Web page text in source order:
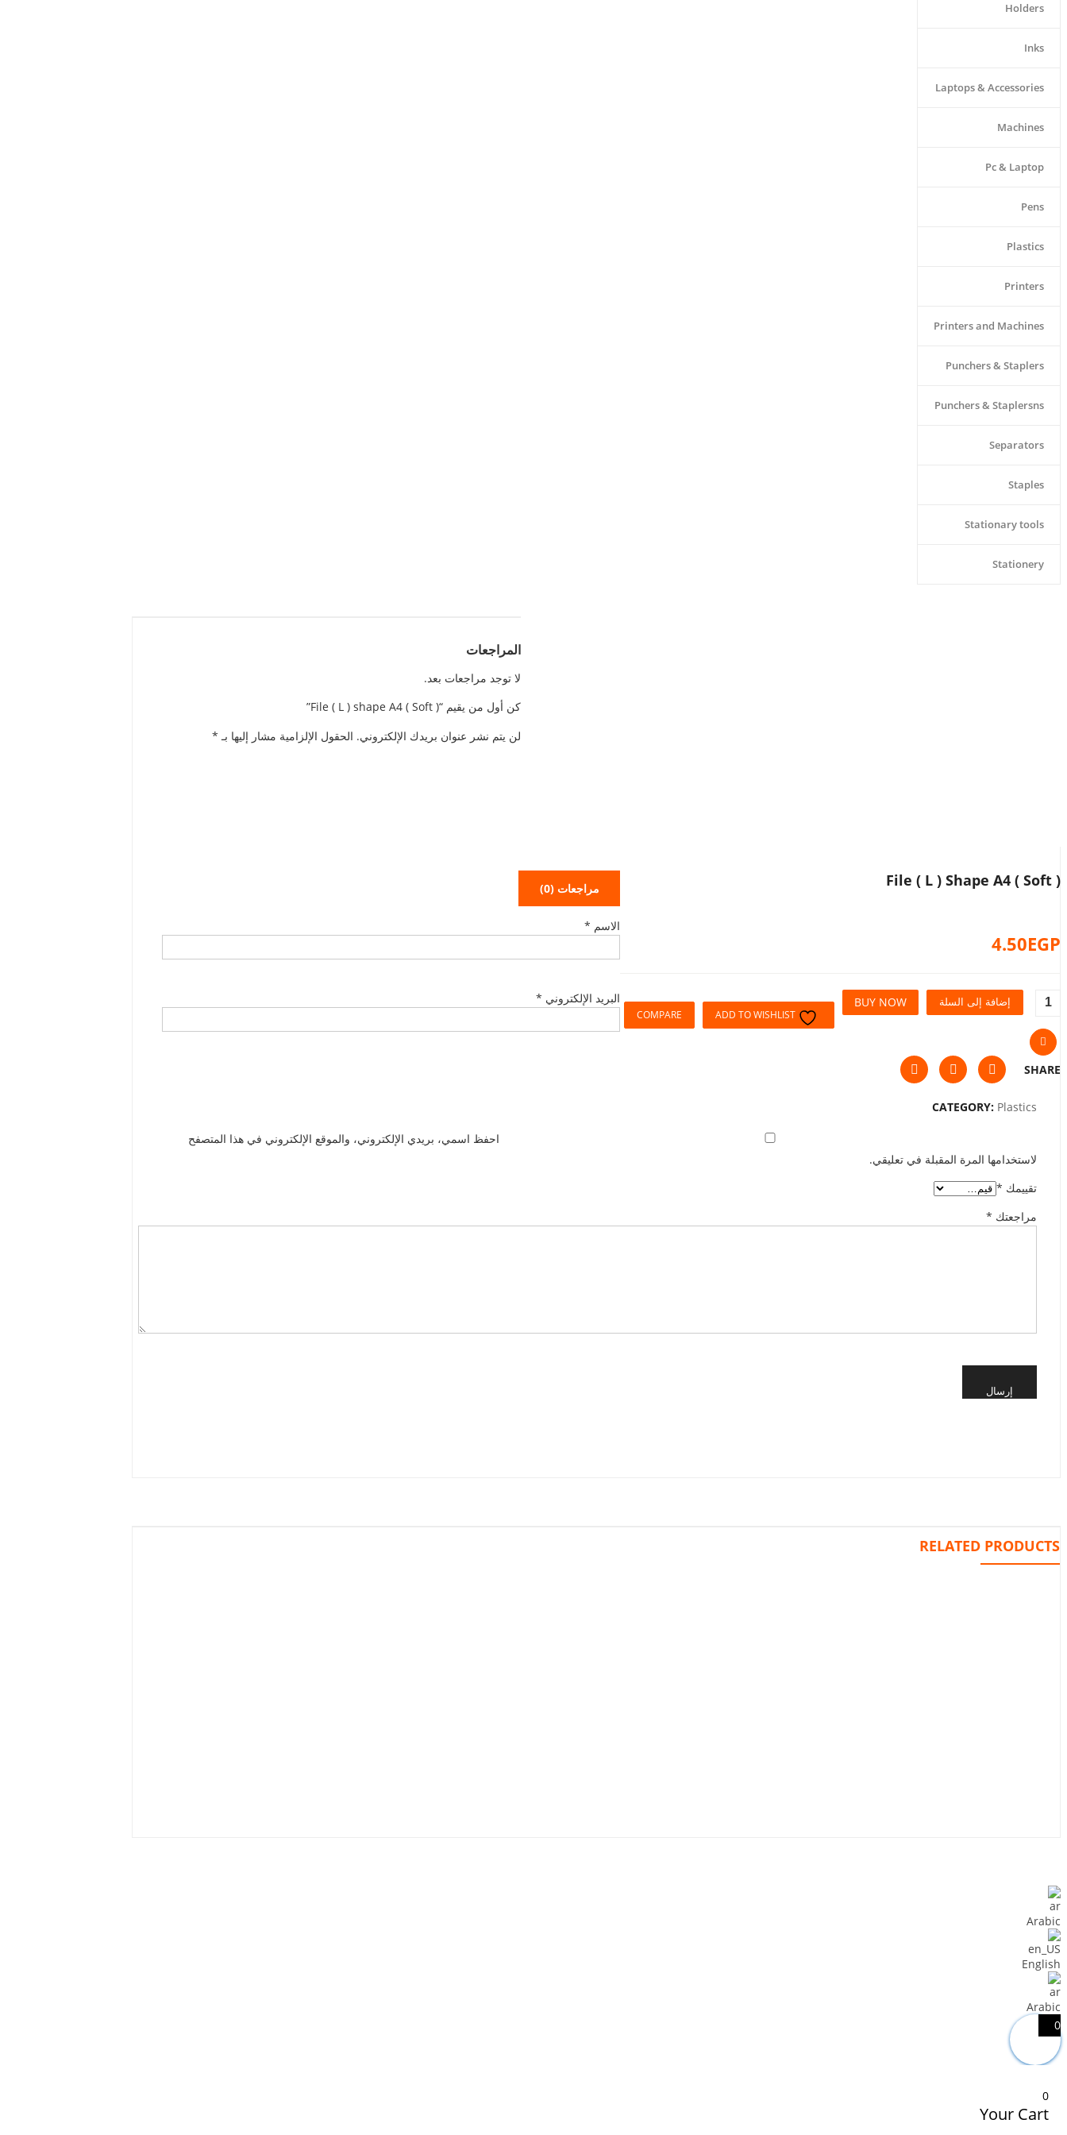
Holders
Inks
Laptops & Accessories
Machines
Pc & Laptop
Pens
Plastics
Printers
Printers and Machines
Punchers & Staplers
Punchers & Staplersns
Separators
Staples
Stationary tools
Stationery
File ( L ) Shape A4 ( Soft )
4.50EGP
إضافة إلى السلة BUY NOW
ADD TO WISHLIST
COMPARE
SHARE
CATEGORY: Plastics
مراجعات (0)
المراجعات
لا توجد مراجعات بعد.
كن أول من يقيم “File ( L ) shape A4 ( Soft )”
لن يتم نشر عنوان بريدك الإلكتروني. الحقول الإلزامية مشار إليها بـ *
الاسم *
البريد الإلكتروني *
احفظ اسمي، بريدي الإلكتروني، والموقع الإلكتروني في هذا المتصفح
لاستخدامها المرة المقبلة في تعليقي.
تقييمك *
مراجعتك *
RELATED PRODUCTS
Arabic
English
Arabic
0
0
Your Cart